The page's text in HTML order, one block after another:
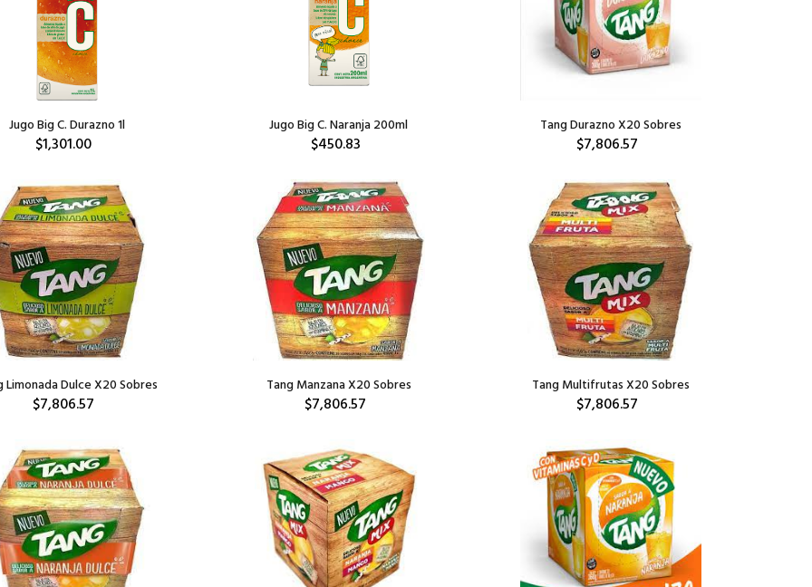
Jugo Big C. Durazno 1l
$1,301.00
Jugo Big C. Naranja 200ml
$450.83
Tang Durazno X20 Sobres
$7,806.57
Limonada Dulce X20 Sobres
$7,806.57
Tang Manzana X20 Sobres
$7,806.57
Tang Multifrutas X20 Sobres
$7,806.57